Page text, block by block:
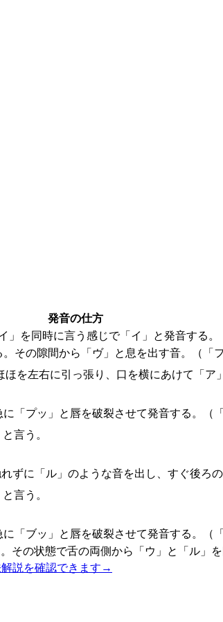
発音の仕方
を同時に言う感じで「イ」と発音する。
その隙間から「ヴ」と息を出す音。（「
を左右に引っ張り、口を横にあけて「ア
「プッ」と唇を破裂させて発音する。（
言う。
ずに「ル」のような音を出し、すぐ後ろの
言う。
「ブッ」と唇を破裂させて発音する。（
その状態で舌の両側から「ウ」と「ル」
説を確認できます →